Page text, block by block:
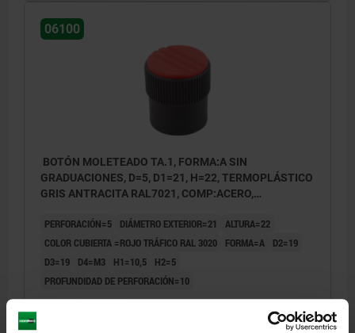
06100
BOTÓN MOLETEADO TA.1, FORMA:A SIN
GRADUACIONES, D=5, D1=21, H=22, TERMOPLÁSTICO
GRIS ANTRACITA RAL7021, COMP:ACERO,
PERFORACIÓN=5 DIÁMETRO EXTERIOR=21
ALTURA=22
COLOR CUBIERTA =ROJO TRÁFICO RAL 3020
FORMA=A
D2=19
D3=19
D4=M3 H1=10,5
H2=5
PROFUNDIDAD DE PERFORACIÓN=10
Referencia:06100-11056